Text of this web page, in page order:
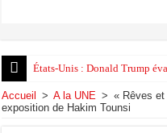
États-Unis : Donald Trump
Accueil > A la UNE > « Rêves
exposition de Hakim Tounsi